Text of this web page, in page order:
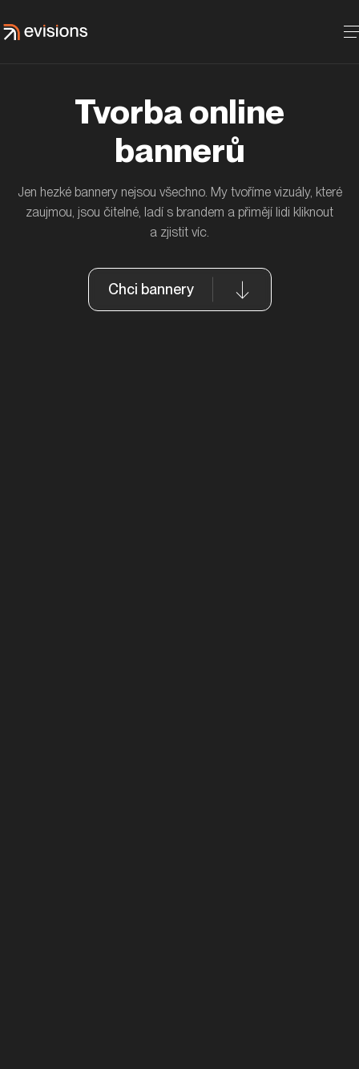
Tvorba online
bannerů
Jen hezké bannery nejsou všechno. My tvoříme vizuály, které
zaujmou, jsou čitelné, ladí s brandem a přimějí lidi kliknout
a zjistit víc.
Chci bannery